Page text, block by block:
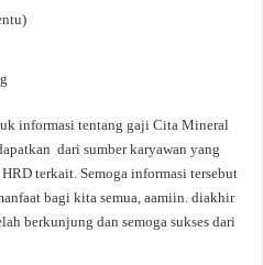
informasi tentang gaji Cita Mineral
dari sumber karyawan yang
terkait. Semoga informasi tersebut
bagi kita semua, aamiin. diakhir
berkunjung dan semoga sukses dari